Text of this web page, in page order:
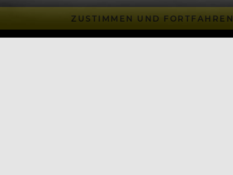
ZUSTIMMEN UND FORTFAHREN